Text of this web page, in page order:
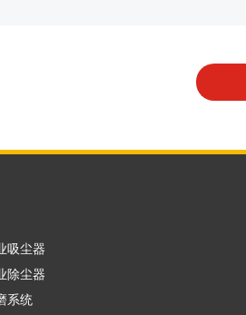
吸尘器
除尘器
系统